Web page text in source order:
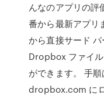
んなのアプリの評
番から最新アプリ
から直接サード
Dropbox ファイ
ができます。 手順
dropbox.com に